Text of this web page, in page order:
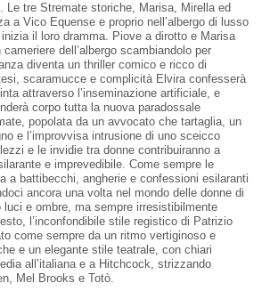
Le tre Stremate storiche, Marisa, Mirella ed
a Vico Equense e proprio nell’albergo di lusso
il loro dramma. Piove a dirotto e Marisa
dell’albergo scambiandolo per
diventa un thriller comico e ricco di
scaramucce e complicità Elvira confesserà
attraverso l’inseminazione artificiale, e
corpo tutta la nuova paradossale
popolata da un avvocato che tartaglia, un
e l’improvvisa intrusione di uno sceicco
e le invidie tra donne contribuiranno a
e imprevedibile. Come sempre le
a battibecchi, angherie e confessioni esilaranti
ancora una volta nel mondo delle donne di
e ombre, ma sempre irresistibilmente
l’inconfondibile stile registico di Patrizio
come sempre da un ritmo vertiginoso e
e un elegante stile teatrale, con chiari
all’italiana e a Hitchcock, strizzando
Mel Brooks e Totò.